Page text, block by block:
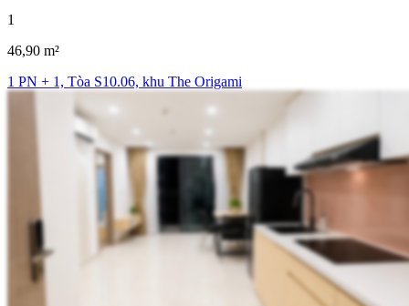
1
46,90 m²
1 PN + 1, Tòa S10.06, khu The Origami